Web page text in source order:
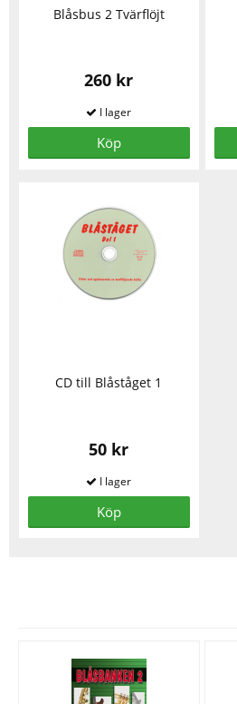
Blåsbus 2 Tvärflöjt
260 kr
Köp
CD till Blåståget 1
50 kr
Köp